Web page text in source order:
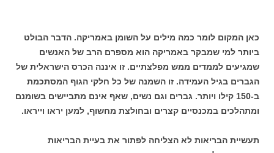
כאן המקום לומר כמה מילים על השומן באמריקה. הדבר הבולט
ביותר למי שמבקר באמריקה הוא מספרם הרב של האנשים
שמגיעים לממדים ממש מפלצתיים. זו איננה הכרס הישראלית של
הגברים בגיל העמידה. זו השמנה של כל חלקי הגוף המסתכמת
ב-150 קילו ויותר. גברים וגם נשים, שאף אינם מתביישים בשומנם
ומתהלכים במכנסיים קצרים ובחולצת מחשוף, למען יראו וייראו.
תעשיית הבריאות לא הצליחה לפתור את בעיית הבריאות